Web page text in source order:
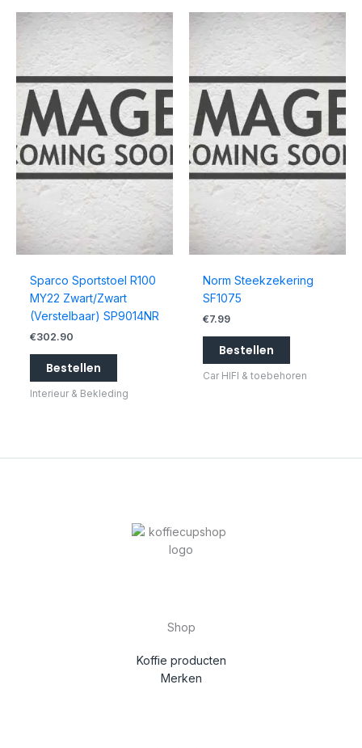
Sparco Sportstoel R100
MY22 Zwart/Zwart
(Verstelbaar) SP9014NR
€302.90
Bestellen
Interieur & Bekleding
Norm Steekzekering
SF1075
€7.99
Bestellen
Car HIFI & toebehoren
Shop
Koffie producten
Merken